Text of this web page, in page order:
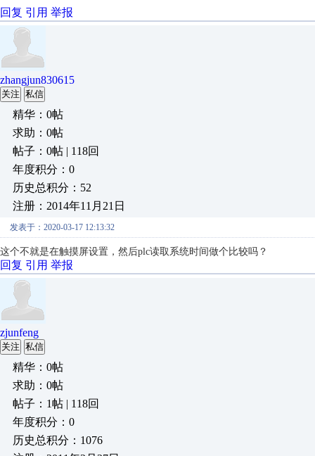
回复 引用 举报
zhangjun830615
关注 私信
精华：0帖
求助：0帖
帖子：0帖 | 118回
年度积分：0
历史总积分：52
注册：2014年11月21日
发表于：2020-03-17 12:13:32
这个不就是在触摸屏设置，然后plc读取系统时间做个比较吗？
回复 引用 举报
zjunfeng
关注 私信
精华：0帖
求助：0帖
帖子：1帖 | 118回
年度积分：0
历史总积分：1076